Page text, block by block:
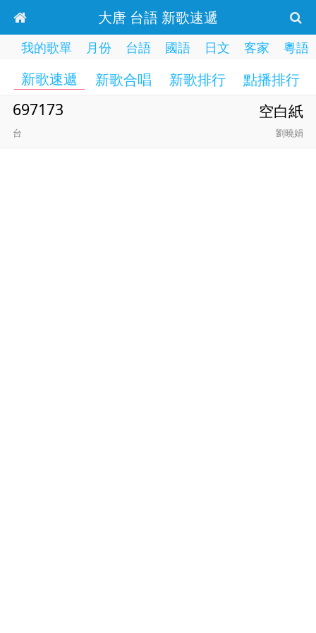
大唐 台語 新歌速遞
我的歌單 月份 台語 國語 日文 客家 粵語
新歌速遞 新歌合唱 新歌排行 點播排行
697173 空白紙
台 劉曉娟